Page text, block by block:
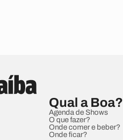
Qual a Boa?
Agenda de Shows
O que fazer?
Onde comer e beber?
Onde ficar?